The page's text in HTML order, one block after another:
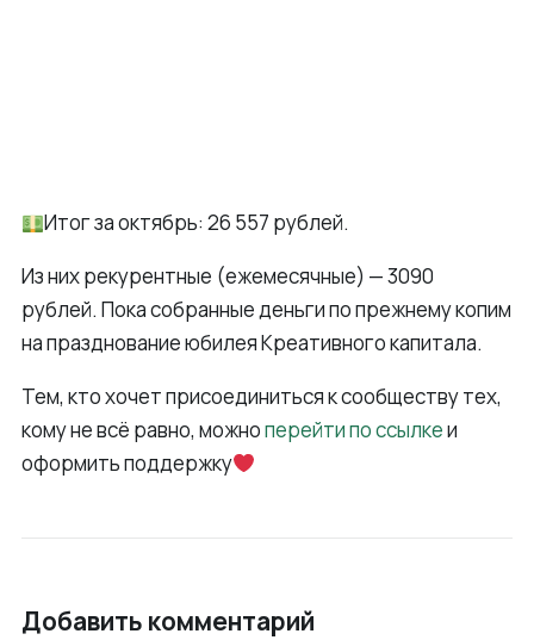
Итог за октябрь: 26 557 рублей.
Из них рекурентные (ежемесячные) — 3090
рублей. Пока собранные деньги по прежнему копим
на празднование юбилея Креативного капитала.
Тем, кто хочет присоединиться к сообществу тех,
кому не всё равно, можноперейти по ссылкеи
оформить поддержку
Добавить комментарий